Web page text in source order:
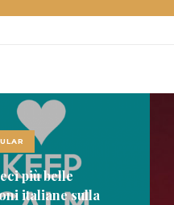
più belle
italiane sulla